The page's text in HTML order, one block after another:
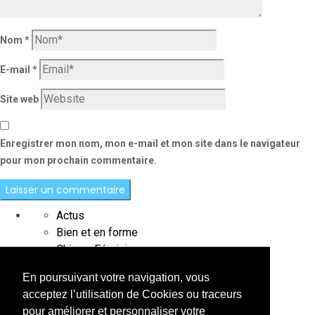
En poursuivant votre navigation, vous
acceptez l’utilisation de Cookies ou traceurs
pour améliorer et personnaliser votre
Nom *
E-mail *
Site web
Enregistrer mon nom, mon e-mail et mon site dans le navigateur
pour mon prochain commentaire.
Actus
Bien et en forme
Chic au Féminin
Destination
Interviews